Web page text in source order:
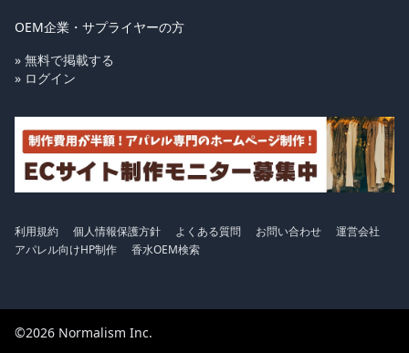
OEM企業・サプライヤーの方
» 無料で掲載する
» ログイン
利用規約 個人情報保護方針 よくある質問 お問い合わせ
運営会社
アパレル向けHP制作
香水OEM検索
©2026 Normalism Inc.